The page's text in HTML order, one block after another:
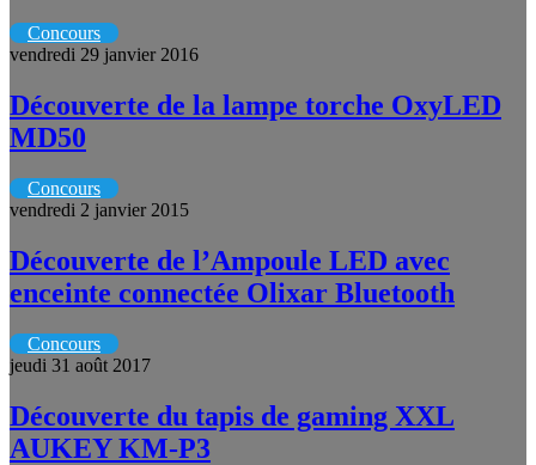
Concours
vendredi 29 janvier 2016
Découverte de la lampe torche OxyLED
MD50
Concours
vendredi 2 janvier 2015
Découverte de l’Ampoule LED avec
enceinte connectée Olixar Bluetooth
Concours
jeudi 31 août 2017
Découverte du tapis de gaming XXL
AUKEY KM-P3